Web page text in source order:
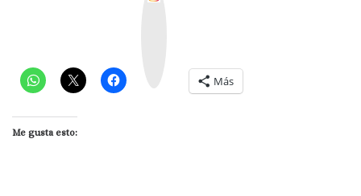
Más
Me gusta esto: